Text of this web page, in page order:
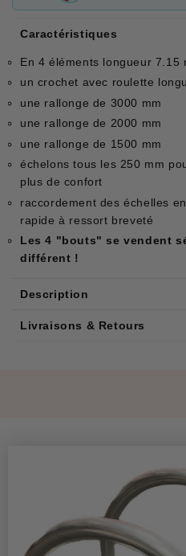
Caractéristiques
En 4 éléments longueur 7.15
un crochet avec roulette
une rallonge de 3000 mm
une rallonge de 2000 mm
une rallonge de 1500 mm
échelons tous les 250 mm
plus de confort
raccordement des échelles
rapide à ressort breveté
Les 4 "bouts" se vendent
différent !
Description
Livraisons & Retours